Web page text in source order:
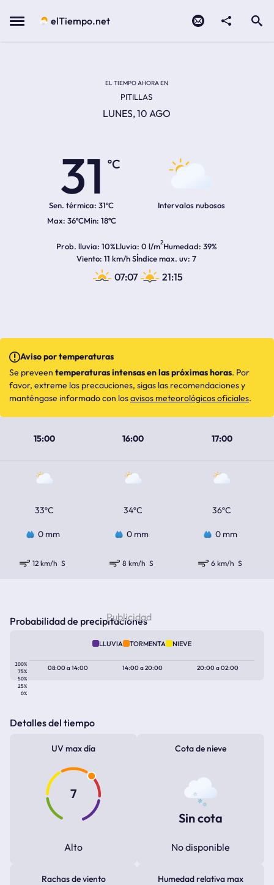
Menu elTiempo.net
EL TIEMPO AHORA EN
PITILLAS
LUNES, 10 AGO
31
ºC
Sen. térmica: 31ºC
36ºC 18ºC
Intervalos nubosos
Prob. lluvia 10%Lluvia 0 l/m2Humedad 39%
Viento 11 km/h SÍndice max. uv 7
07:07 21:15
15:00 16:00 17:00
33ºC 34ºC 36ºC
0 mm 0 mm 0 mm
12 km/h S 8 km/h S 6 km/h S
Aviso por temperaturas
Se preveen temperaturas intensas en las próximas horas. Por
favor, extreme las precauciones, sigas las recomendaciones y
manténgase informado con losavisos meteorológicos oficiales.
Probabilidad de precipitaciones
LLUVIA TORMENTA NIEVE
100%
75%
50%
25%
0%
08:00a14:00 14:00a20:00 20:00a02:00
Detalles del tiempo
UV max día
7
Alto
Cota de nieve
Sin cota
No disponible
Rachas de viento Humedad relativa max